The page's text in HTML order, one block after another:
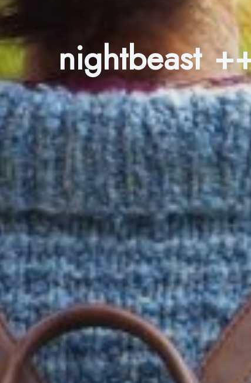
nightbeast